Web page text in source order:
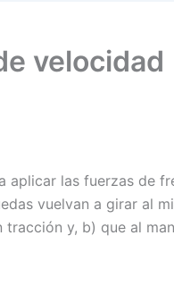
velocidad
aplicar las fuerzas de
vuelvan a girar al
y, b) que al